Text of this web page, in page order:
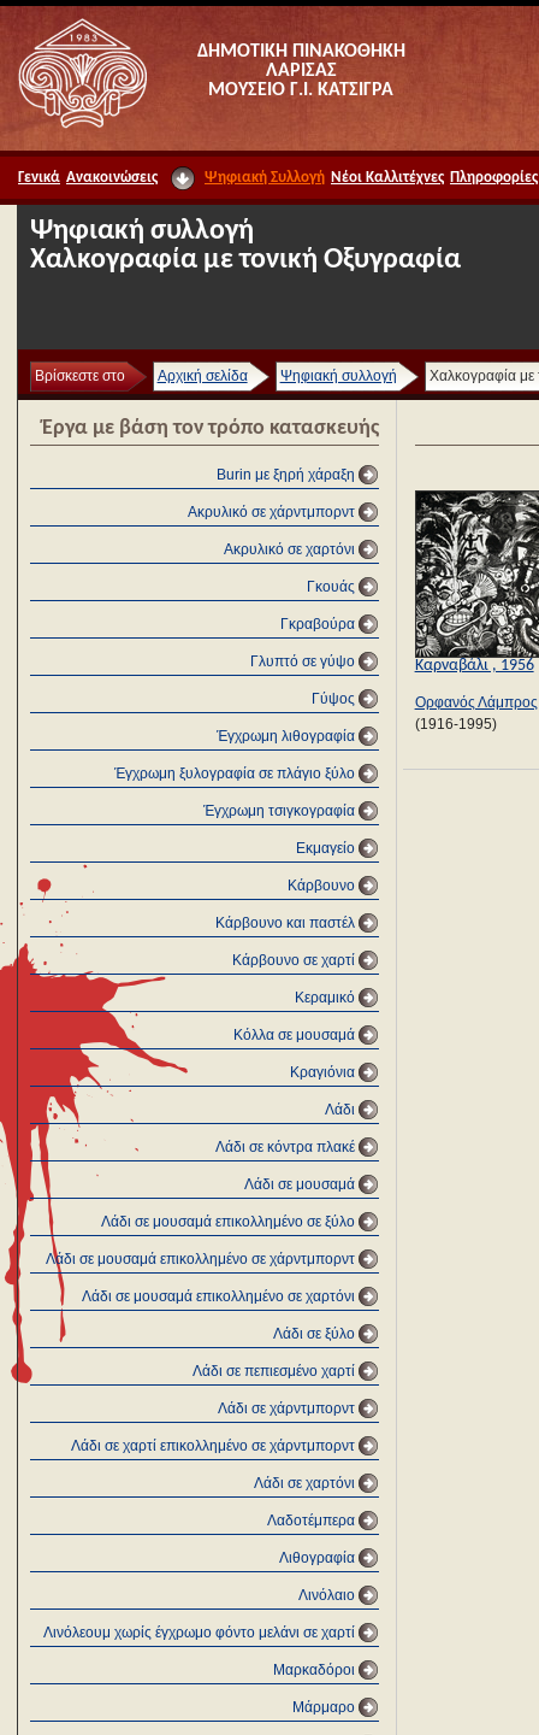
ΔΗΜΟΤΙΚΗ ΠΙΝΑΚΟΘΗΚΗ
ΛΑΡΙΣΑΣ
ΜΟΥΣΕΙΟ Γ.Ι. ΚΑΤΣΙΓΡΑ
Γενικά Ανακοινώσεις Ψηφιακή Συλλογή Νέοι Καλλιτέχνες Πληροφορίες
Ψηφιακή συλλογή
Χαλκογραφία με τονική Οξυγραφία
Βρίσκεστε στο Αρχική σελίδα Ψηφιακή συλλογή Χαλκογραφία με
Έργα με βάση τον τρόπο κατασκευής
Burin με ξηρή χάραξη
Ακρυλικό σε χάρντμπορντ
Ακρυλικό σε χαρτόνι
Γκουάς
Γκραβούρα
Γλυπτό σε γύψο
Γύψος
Έγχρωμη λιθογραφία
Έγχρωμη ξυλογραφία σε πλάγιο ξύλο
Έγχρωμη τσιγκογραφία
Εκμαγείο
Κάρβουνο
Κάρβουνο και παστέλ
Κάρβουνο σε χαρτί
Κεραμικό
Κόλλα σε μουσαμά
Κραγιόνια
Λάδι
Λάδι σε κόντρα πλακέ
Λάδι σε μουσαμά
Λάδι σε μουσαμά επικολλημένο σε ξύλο
Λάδι σε μουσαμά επικολλημένο σε χάρντμπορντ
Λάδι σε μουσαμά επικολλημένο σε χαρτόνι
Λάδι σε ξύλο
Λάδι σε πεπιεσμένο χαρτί
Λάδι σε χάρντμπορντ
Λάδι σε χαρτί επικολλημένο σε χάρντμπορντ
Λάδι σε χαρτόνι
Λαδοτέμπερα
Λιθογραφία
Λινόλαιο
Λινόλεουμ χωρίς έγχρωμο φόντο μελάνι σε χαρτί
Μαρκαδόροι
Μάρμαρο
Καρναβάλι , 1956
Ορφανός Λάμπρος
(1916-1995)